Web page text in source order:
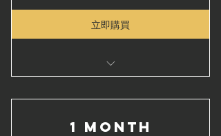
เซสชันการฝึกอบรมส่วนบุคคลฟรี 3 ครั้ง
กาแฟฟรีในวันเกิดและวันที่ต่ออายุของคุณ*
立即購買
Unlimited Group Classes
Access the gym for 1 year
1 Free Kick-Starter Personal Training
1 Month